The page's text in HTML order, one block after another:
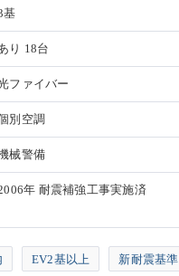
基
り 18台
ファイバー
別空調
械警備
年 耐震補強工事実施済
EV2基以上 新耐震基準